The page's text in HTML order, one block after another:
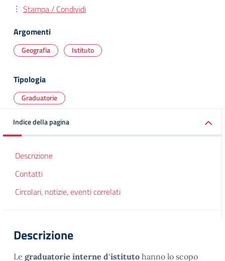
Stampa / Condividi
Argomenti
Geografia Istituto
Tipologia
Graduatorie
Indice della pagina
Descrizione
Contatti
Circolari, notizie, eventi correlati
Descrizione
Le graduatorie interne d‘istituto hanno lo scopo